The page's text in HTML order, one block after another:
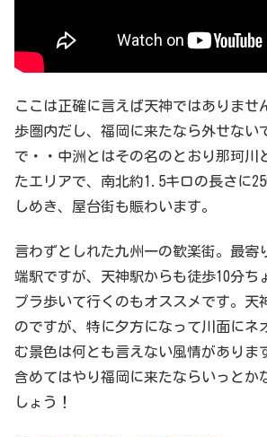
ここは正確に言えば天神ではありませ
歩圏内だし、福岡に来たなら外せない
で・・中洲とはその名のとおり那珂川
たエリアで、南北約1.5キロの長さに
しめき、屋台街も賑わいます。
言わずとしれた九州一の歓楽街。最寄
端駅ですが、天神駅からも徒歩10分ち
プラ歩いて行くのもオススメです。天
のですが、特に夕方になって川面にネ
む景色は何とも言えない風情がありま
含めてはやり福岡に来たならいっとか
しょう！